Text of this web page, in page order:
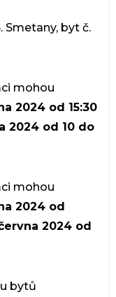
Smetany, byt č.
mohou
2024 od 15:30
2024 od 10 do
mohou
2024 od
2024 od
bytů